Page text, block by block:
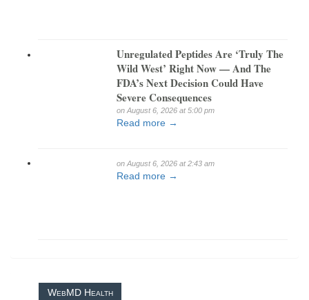
Unregulated Peptides Are ‘Truly The
Wild West’ Right Now — And The
FDA’s Next Decision Could Have
Severe Consequences
on August 6, 2026 at 5:00 pm
Read more →
on August 6, 2026 at 2:43 am
Read more →
WebMD Health